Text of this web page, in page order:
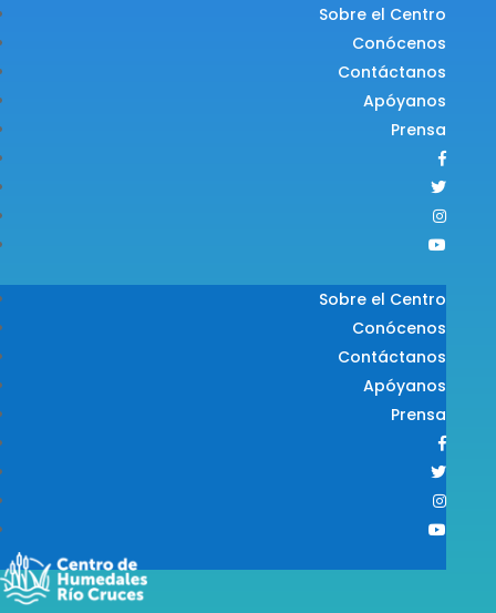
Sobre el Centro
Conócenos
Contáctanos
Apóyanos
Prensa
Sobre el Centro
Conócenos
Contáctanos
Apóyanos
Prensa